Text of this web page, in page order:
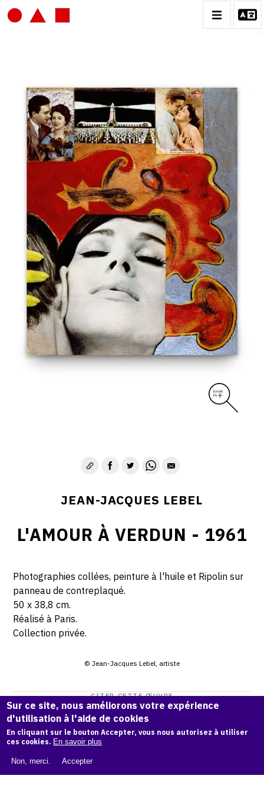
JEAN-JACQUES LEBEL
BIOGRAPHIE
CATALOGUE DES OEUVRES
VOL.1: HAPPENING / ACTION ART
VOL.2: PEINTURE / DESSIN / COLLAGES / OEUVRE
COLLECTIVES
VOL.3: SCULPTURES
CONTACT
JEAN-JACQUES LEBEL
L'AMOUR À VERDUN - 1961
Photographies collées, peinture à l'huile et Ripolin sur
panneau de contreplaqué.
50 x 38,8 cm.
Réalisé à Paris.
Collection privée.
© Jean-Jacques Lebel, artiste
CITER CETTE ŒUVRE
Jean-Jacques Lebel,L'Amour à Verdun - 1961
Catalogue raisonné Jean-Jacques Lebel, OAM.ark:38997/o
COPIER LA CITATION
Sur ce site, nous améliorons votre expérience
d'utilisation à l'aide de cookies
En cliquant sur le bouton Accepter, vous nous autorisez à utiliser
ces cookies. En savoir plus
Non, merci. Accepter